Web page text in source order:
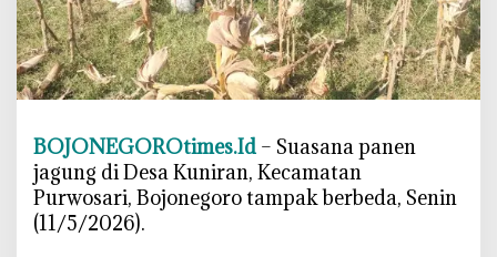
r
w
o
s
r
i
T
u
BOJONEGOROtimes.Id – Suasana panen
jagung di Desa Kuniran, Kecamatan
Purwosari, Bojonegoro tampak berbeda, Senin
(11/5/2026).